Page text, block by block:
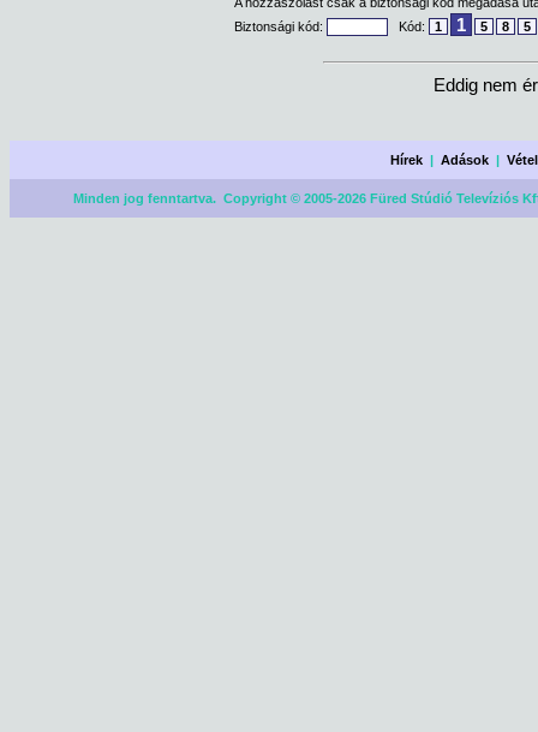
Biztonsági kód:
Kód: 1 1 5 8 5
Eddig nem
Hírek |Adások |
Minden jog fenntartva. Copyright © 2005-2026 Füred Stúdió Televíziós